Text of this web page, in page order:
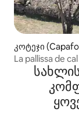
კოტეჯი
La pallissa de